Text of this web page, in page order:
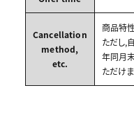
Cancellation
method,
etc.
商品特
ただし,
年同月
ただけ